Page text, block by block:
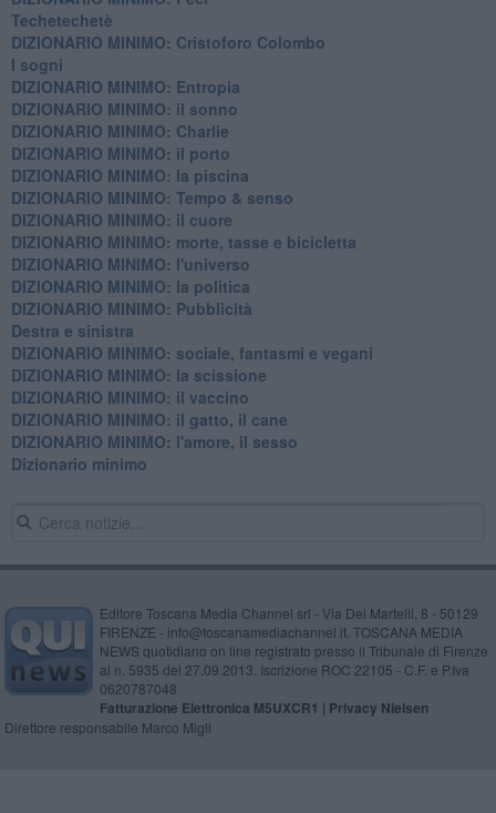
Techetechetè
DIZIONARIO MINIMO: Cristoforo Colombo
I sogni
DIZIONARIO MINIMO: Entropia
DIZIONARIO MINIMO: il sonno
DIZIONARIO MINIMO: Charlie
DIZIONARIO MINIMO: il porto
DIZIONARIO MINIMO: la piscina
DIZIONARIO MINIMO: Tempo & senso
DIZIONARIO MINIMO: il cuore
DIZIONARIO MINIMO: morte, tasse e bicicletta
DIZIONARIO MINIMO: l'universo
DIZIONARIO MINIMO: la politica
DIZIONARIO MINIMO: Pubblicità
Destra e sinistra
DIZIONARIO MINIMO: sociale, fantasmi e vegani
DIZIONARIO MINIMO: la scissione
DIZIONARIO MINIMO: il vaccino
DIZIONARIO MINIMO: il gatto, il cane
DIZIONARIO MINIMO: l'amore, il sesso
Dizionario minimo
Editore Toscana Media Channel srl - Via Dei Martelli, 8 - 50129
FIRENZE - info@toscanamediachannel.it. TOSCANA MEDIA
NEWS quotidiano on line registrato presso il Tribunale di Firenze
al n. 5935 del 27.09.2013. Iscrizione ROC 22105 - C.F. e P.Iva
0620787048
Fatturazione Elettronica M5UXCR1 | Privacy Nielsen
Direttore responsabile Marco Migli